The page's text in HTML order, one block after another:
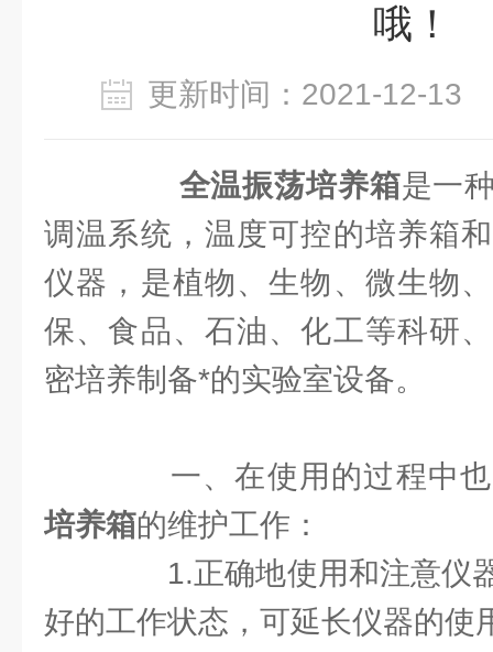
哦！
更新时间：2021-12-
全温振荡培养箱是一
调温系统，温度可控的培养箱
仪器，是植物、生物、微生物
保、食品、石油、化工等科研
密培养制备*的实验室设备。
一、在使用的过程中也
培养箱的维护工作：
1.正确地使用和注意仪
好的工作状态，可延长仪器的使